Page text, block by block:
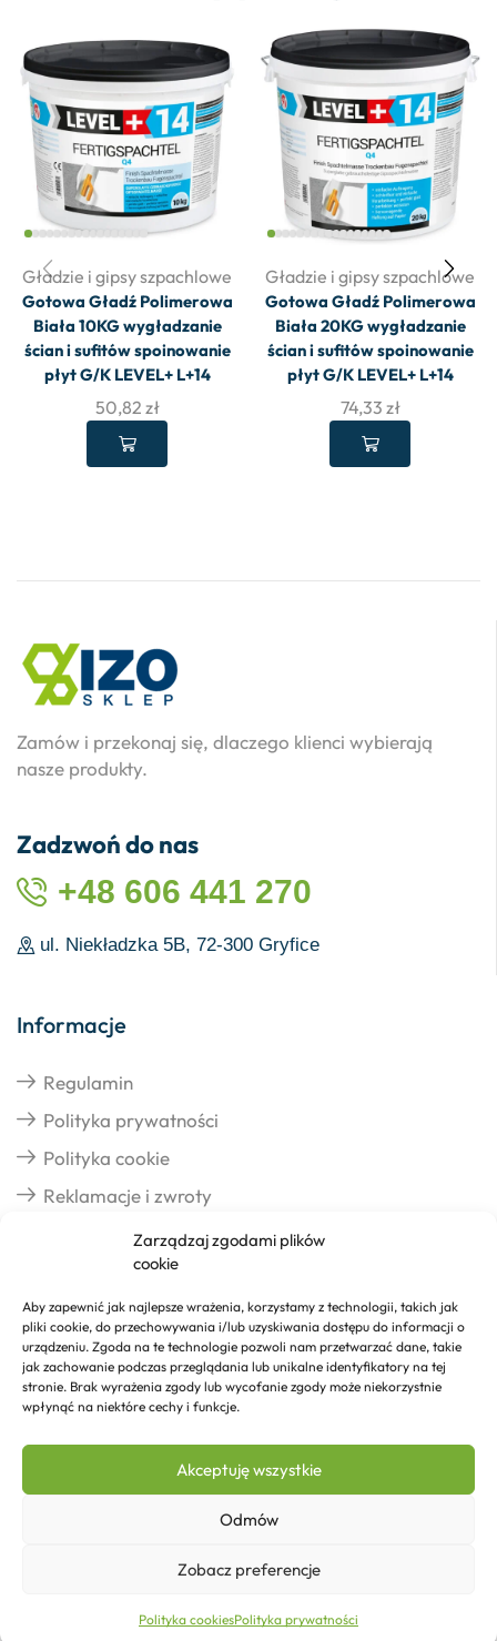
Zarządzaj zgodami plików
cookie
Aby zapewnić jak najlepsze wrażenia, korzystamy z technologii, takich jak
pliki cookie, do przechowywania i/lub uzyskiwania dostępu do informacji o
urządzeniu. Zgoda na te technologie pozwoli nam przetwarzać dane, takie
jak zachowanie podczas przeglądania lub unikalne identyfikatory na tej
stronie. Brak wyrażenia zgody lub wycofanie zgody może niekorzystnie
wpłynąć na niektóre cechy i funkcje.
Akceptuję wszystkie
Odmów
Zobacz preferencje
Polityka cookiesPolityka prywatności
Gładzie i gipsy szpachlowe
Gotowa Gładź Polimerowa
Biała 10KG wygładzanie
ścian i sufitów spoinowanie
płyt G/K LEVEL+ L+14
50,82 zł
Gładzie i gipsy szpachlowe
Gotowa Gładź Polimerowa
Biała 20KG wygładzanie
ścian i sufitów spoinowanie
płyt G/K LEVEL+ L+14
74,33 zł
Sklep Kontakt
Zamów i przekonaj się, dlaczego klienci wybierają
nasze produkty.
Zadzwoń do nas
+48 606 441 270
ul. Niekładzka 5B, 72-300 Gryfice
Informacje
Regulamin
Polityka prywatności
Polityka cookie
Reklamacje i zwroty
Realizacja zamówień
Formy płatności
Kontakt
Copyright © 2026 Izosklep.pl